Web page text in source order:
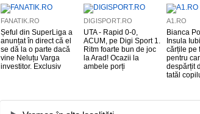
FANATIK.RO
Șeful din SuperLiga a
anunțat în direct că el
se dă la o parte dacă
vine Neluțu Varga
investitor. Exclusiv
DIGISPORT.RO
UTA - Rapid 0-0,
ACUM, pe Digi Sport 1.
Ritm foarte bun de joc
la Arad! Ocazii la
ambele porți
A1.RO
Bianca
Insula
cărțile pe
pentru
despărțit
tatăl